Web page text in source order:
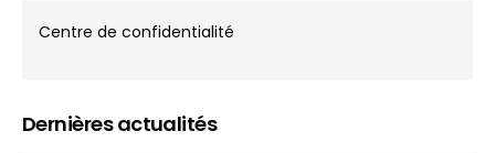
Centre de confidentialité
Dernières actualités